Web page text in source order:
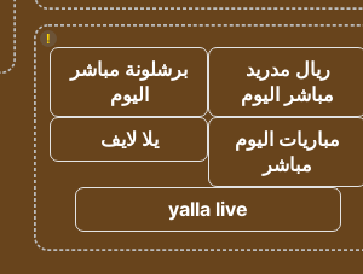
!
ريال مدريد
مباشر اليوم
برشلونة مباشر
اليوم
مباريات اليوم
مباشر
يلا لايف
yalla live